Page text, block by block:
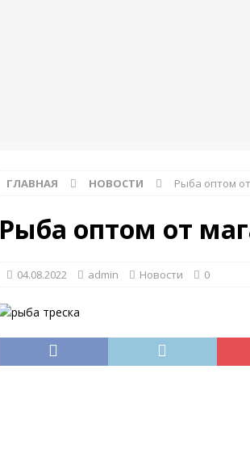
ГЛАВНАЯ НОВОСТИ Рыба оптом
Рыба оптом от
04.08.2022 admin Новости 0